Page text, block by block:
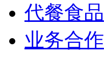
代餐食品
业务合作